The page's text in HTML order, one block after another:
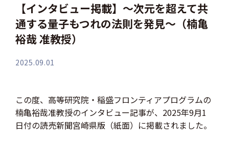
【インタビュー掲載】～次元を超えて共
通する量子もつれの法則を発見～（楠亀
裕哉 准教授）
2025.09.01
この度、高等研究院・稲盛フロンティアプログラムの
楠亀裕哉准教授のインタビュー記事が、2025年9月1
日付の読売新聞宮崎県版（紙面）に掲載されました。